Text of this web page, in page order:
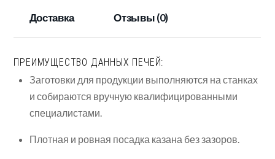
(под
10-
12л)
Доставка Отзывы (0)
ПРЕИМУЩЕСТВО ДАННЫХ ПЕЧЕЙ:
Заготовки для продукции выполняются на станках
и собираются вручную квалифицированными
специалистами.
Плотная и ровная посадка казана без зазоров.